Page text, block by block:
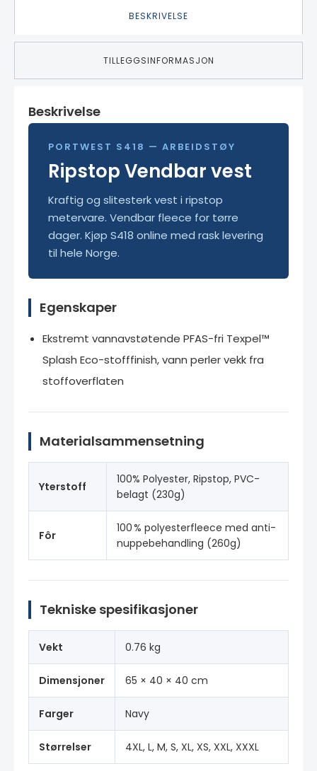
BESKRIVELSE
TILLEGGSINFORMASJON
Beskrivelse
PORTWEST S418 — ARBEIDSTØY
Ripstop Vendbar vest
Kraftig og slitesterk vest i ripstop
metervare. Vendbar fleece for tørre
dager. Kjøp S418 online med rask levering
til hele Norge.
Egenskaper
Ekstremt vannavstøtende PFAS-fri Texpel™
Splash Eco-stofffinish, vann perler vekk fra
stoffoverflaten
Materialsammensetning
Yterstoff
100% Polyester, Ripstop, PVC-
belagt (230g)
Fôr
100 % polyesterfleece med anti-
nuppebehandling (260g)
Tekniske spesifikasjoner
Vekt 0.76 kg
Dimensjoner 65 × 40 × 40 cm
Farger Navy
Størrelser 4XL, L, M, S, XL, XS, XXL, XXXL